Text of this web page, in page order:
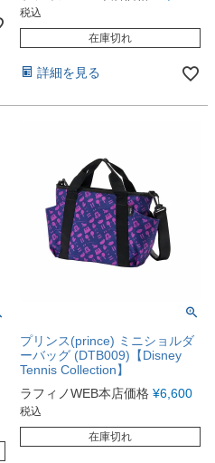
税込
在庫切れ
詳細を見る
プリンス(prince) ミニショルダ
ーバッグ (DTB009)【Disney
Tennis Collection】
ラフィノWEB本店価格 ¥6,600
税込
在庫切れ